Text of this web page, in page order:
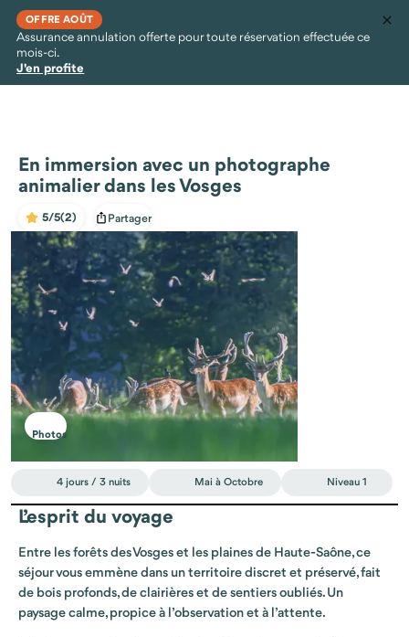
OFFRE AOÛT
Assurance annulation offerte pour toute réservation effectuée ce
mois-ci.
J'en profite
En immersion avec un photographe
animalier dans les Vosges
5/5(2) Partager
Photos
4 jours / 3 nuits Mai à Octobre Niveau 1
L’esprit du voyage
Entre les forêts des Vosges et les plaines de Haute-Saône, ce
séjour vous emmène dans un territoire discret et préservé, fait
de bois profonds, de clairières et de sentiers oubliés. Un
paysage calme, propice à l’observation et à l’attente.